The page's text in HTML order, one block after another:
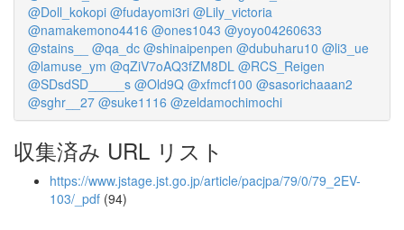
@Doll_kokopi @fudayomi3ri @Lily_victoria
@namakemono4416 @ones1043 @yoyo04260633
@stains__
@qa_dc @shinaipenpen @dubuharu10 @li3_ue
@lamuse_ym @qZiV7oAQ3fZM8DL @RCS_Reigen
@SDsdSD_____s @Old9Q @xfmcf100 @sasorichaaan2
@sghr__27 @suke1116 @zeldamochimochi
収集済み URL リスト
https://www.jstage.jst.go.jp/article/pacjpa/79/0/79_2EV-
103/_pdf (94)